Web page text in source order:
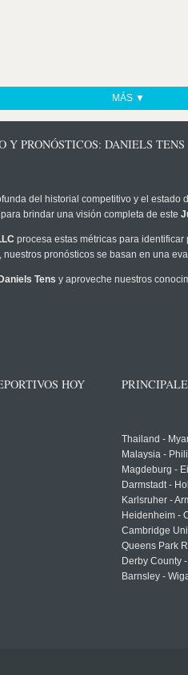
MÁS ▼
PRONÓSTICOS: DANIELS TENS
del historial competitivo y el estado
brindar una visión completa de este
procesa estas métricas para
pronósticos se basan en una
Daniels Tens y aproveche nuestros
HOY
Thailand -
Malaysia -
Magdeburg -
Darmstadt -
Karlsruher -
Heidenheim -
Cambridge
Queens Park
Derby County
Barnsley -